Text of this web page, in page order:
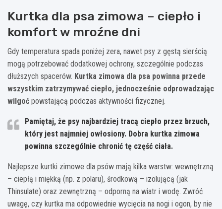
Kurtka dla psa zimowa – ciepło i
komfort w mroźne dni
Gdy temperatura spada poniżej zera, nawet psy z gęstą sierścią
mogą potrzebować dodatkowej ochrony, szczególnie podczas
dłuższych spacerów. Kurtka zimowa dla psa powinna przede
wszystkim zatrzymywać ciepło, jednocześnie odprowadzając
wilgoć powstającą podczas aktywności fizycznej.
Pamiętaj, że psy najbardziej tracą ciepło przez brzuch,
który jest najmniej owłosiony. Dobra kurtka zimowa
powinna szczególnie chronić tę część ciała.
Najlepsze kurtki zimowe dla psów mają kilka warstw: wewnętrzną
– ciepłą i miękką (np. z polaru), środkową – izolującą (jak
Thinsulate) oraz zewnętrzną – odporną na wiatr i wodę. Zwróć
uwagę, czy kurtka ma odpowiednie wycięcia na nogi i ogon, by nie